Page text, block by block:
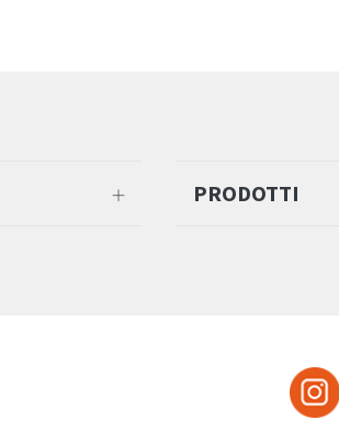
PRODOTTI